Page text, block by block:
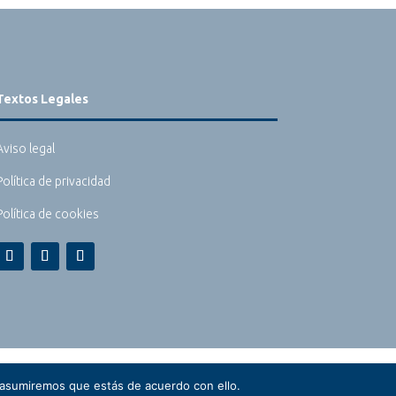
Legales
legal
de privacidad
de cookies
que estás de acuerdo con ello.